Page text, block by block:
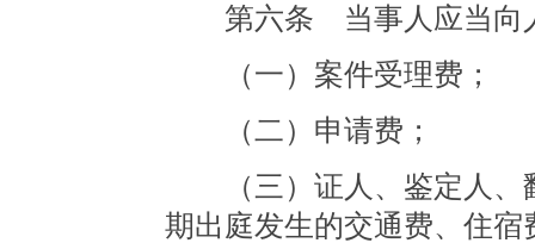
第六条 当事人应当向人
（一）案件受理费；
（二）申请费；
（三）证人、鉴定人、
期出庭发生的交通费、住